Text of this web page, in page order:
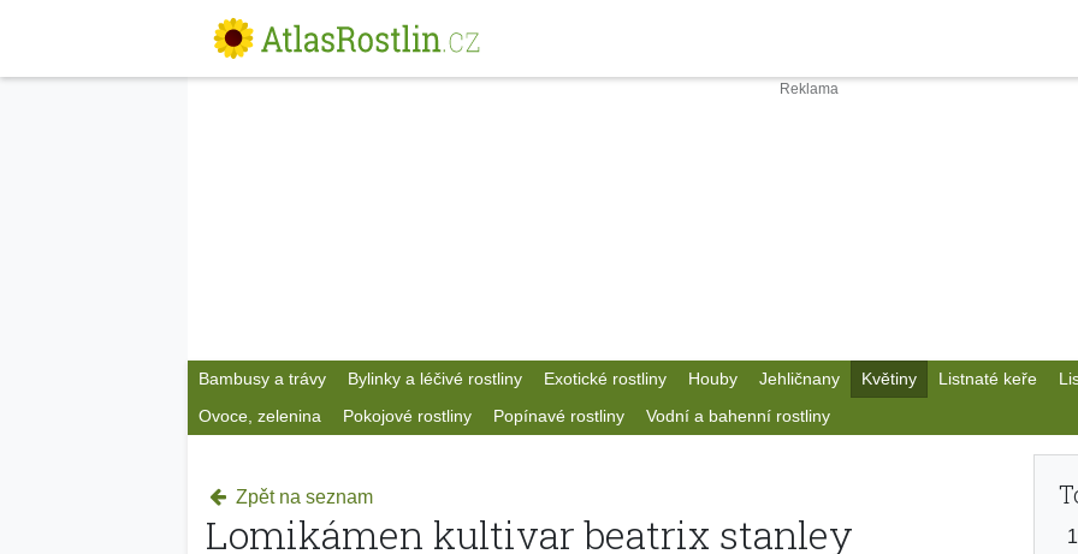
Bambusy a trávy Bylinky a léčivé rostliny Exotické rostliny Houby Jehličnany Květiny Listnaté keře
Ovoce, zelenina
Pokojové rostliny Popínavé rostliny Vodní a bahenní rostliny
Zpět na seznam
Lomikámen kultivar beatrix stanley